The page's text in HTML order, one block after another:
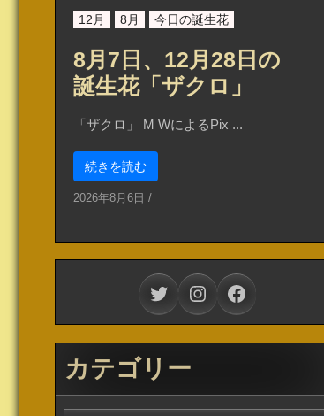
12月 8月 今日の誕生花
8月7日、12月28日の
誕生花「ザクロ」
「ザクロ」 M WによるPix ...
続きを読む
2026年8月6日 /
TwitterInstagramFacebook
カテゴリー